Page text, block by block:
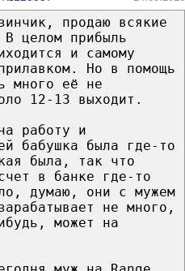
продаю всякие
целом прибыль
и самому
Но в помощь
много её не
12-13 выходит.
работу и
бабушка была где-то
была, так что
в банке где-то
думаю, они с мужем
не много,
может на